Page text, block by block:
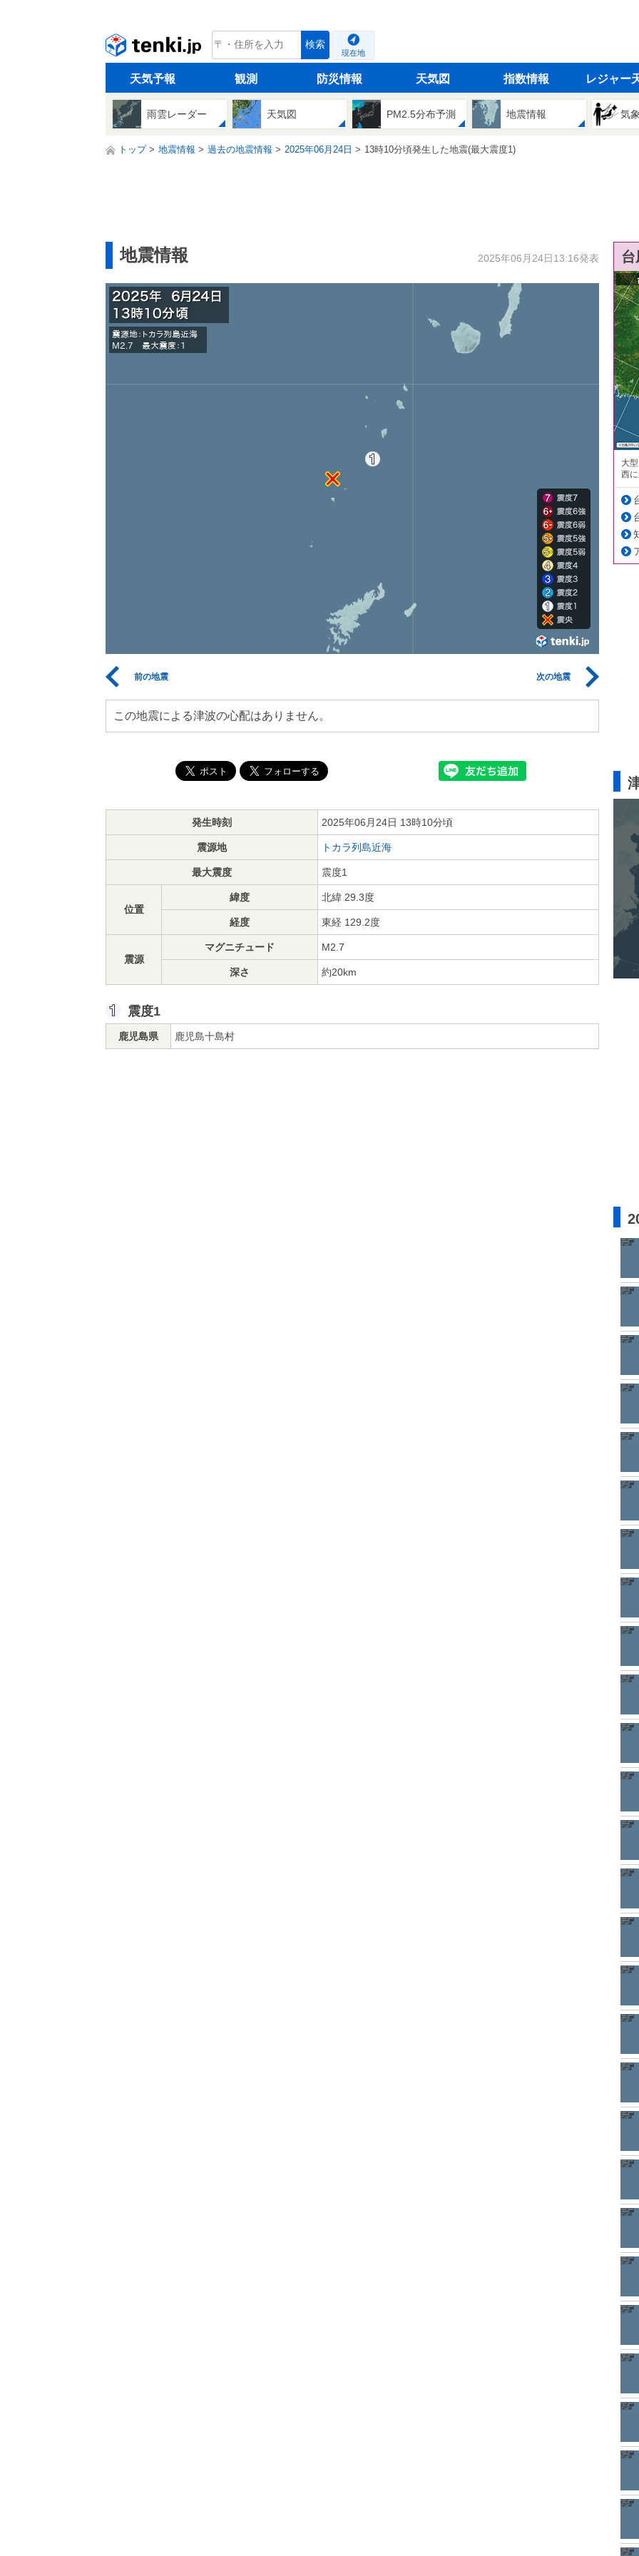
tenki.jp 検索
現在地
天気予報 観測 防災情報 天気図 指数情報 レジャー
雨雲レーダー 天気図 PM2.5分布予測 地震情報 気
トップ 地震情報 過去の地震情報 2025年06月24日 13時10分頃発生した地震(最大震度1)
地震情報 2025年06月24日13:16発表
前の地震 次の地震
この地震による津波の心配はありません。
発生時刻 2025年06月24日 13時10分頃
震源地 トカラ列島近海
最大震度 震度1
位置
緯度 北緯 29.3度
経度 東経 129.2度
震源
マグニチュード M2.7
深さ 約20km
震度1
鹿児島県 鹿児島十島村
大
西